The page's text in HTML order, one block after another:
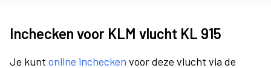
Inchecken voor KLM vlucht KL 915
Je kunt online inchecken voor deze vlucht via de